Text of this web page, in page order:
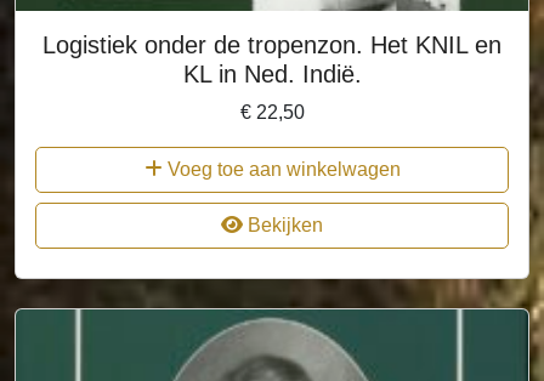
Logistiek onder de tropenzon. Het KNIL en
KL in Ned. Indië.
€22,50
Voeg toe aan winkelwagen
Bekijken